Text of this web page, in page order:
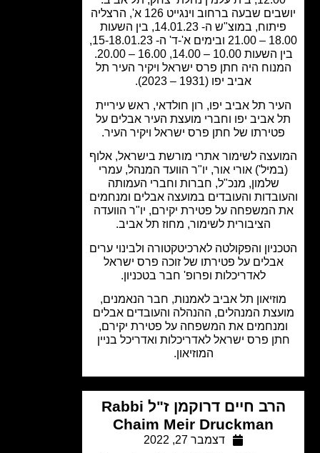
יושבים שבעה ברחוב וינגייט 126 א', הרצליה
פיתוח, במוצ"ש ה- 14.01.23, בין השעות
18.00 – 21.00 ובימים א'-ד' ה- 15-18.01.23,
10.00 – 14.00, 16.00 – 20.00.
היה חתן פרס ישראל ויקיר העיר תל
אביב יפו (1931 – 2023).
תל אביב יפו, רון חולדאי, ראש עיריית
אביב יפו וחברי מועצת העיר אבלים על
של חתן פרס ישראל ויקיר העיר.
לשימור אתרי מורשת בישראל, אלוף
אורי אור, יו"ר הוועד המנהל, עמרי
שלמון, מנכ"ל, חברות וחברי העמותה
והעובדים במועצה אבלים ומנחמים
המשפחה על פטירת יקירם, יו"ר הוועדה
הציבורית לשימור, מחוז תל אביב.
והפקולטה לארכיטקטורה ולבינוי ערים
אבלים על פטירתו של זוכה פרס ישראל
לאדריכלות ופרופ' חבר בטכניון.
תל אביב לאמנות, חבר הנאמנים,
המנהלים, ההנהלה והעובדים אבלים
את המשפחה על פטירת יקירם,
פרס ישראל לאדריכלות ואדריכל בניין
המוזיאון.
הרב חיים דרוקמן ז"ל Rabbi
Chaim Meir Druckman
דצמבר 27, 2022